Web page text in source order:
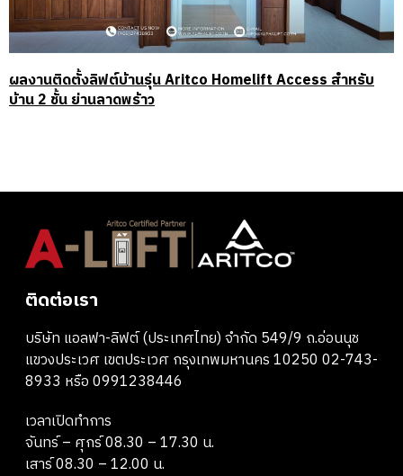
ผลงานติดตั้งลิฟต์บ้านรุ่น Aritco Homelift Access สำหรับ
บ้าน 2 ชั้น ย่านลาดพร้าว
ติดต่อเรา
บริษัท แอลฟา-ลิฟต์ (ประเทศไทย) จำกัด 549/9 ถ.อ่อนนุช
แขวงประเวศ เขตประเวศ กรุงเทพมหานคร 10250 02-743-
8933 หรือ 0991238446
เวลาเปิดทำการ
จันทร์ – ศุกร์ 08.30 – 17.30 น.
เสาร์ 08.30 – 12.00 น.